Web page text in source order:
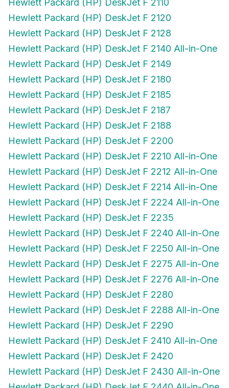
Hewlett Packard (HP) DeskJet F 2120
Hewlett Packard (HP) DeskJet F 2128
Hewlett Packard (HP) DeskJet F 2140 All-in-One
Hewlett Packard (HP) DeskJet F 2149
Hewlett Packard (HP) DeskJet F 2180
Hewlett Packard (HP) DeskJet F 2185
Hewlett Packard (HP) DeskJet F 2187
Hewlett Packard (HP) DeskJet F 2188
Hewlett Packard (HP) DeskJet F 2200
Hewlett Packard (HP) DeskJet F 2210 All-in-One
Hewlett Packard (HP) DeskJet F 2212 All-in-One
Hewlett Packard (HP) DeskJet F 2214 All-in-One
Hewlett Packard (HP) DeskJet F 2224 All-in-One
Hewlett Packard (HP) DeskJet F 2235
Hewlett Packard (HP) DeskJet F 2240 All-in-One
Hewlett Packard (HP) DeskJet F 2250 All-in-One
Hewlett Packard (HP) DeskJet F 2275 All-in-One
Hewlett Packard (HP) DeskJet F 2276 All-in-One
Hewlett Packard (HP) DeskJet F 2280
Hewlett Packard (HP) DeskJet F 2288 All-in-One
Hewlett Packard (HP) DeskJet F 2290
Hewlett Packard (HP) DeskJet F 2410 All-in-One
Hewlett Packard (HP) DeskJet F 2420
Hewlett Packard (HP) DeskJet F 2430 All-in-One
Hewlett Packard (HP) DeskJet F 2440 All-in-One